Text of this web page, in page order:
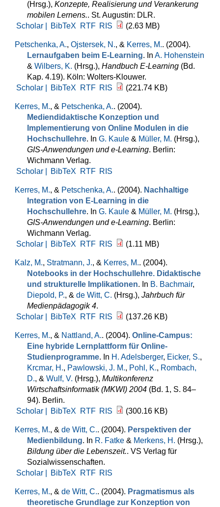
(Hrsg.), Konzepte, Realisierung und Verankerung
mobilen Lernens.. St. Augustin: DLR.
Scholar |
BibTeX RTF RIS (2.63 MB)
Petschenka, A., Ojstersek, N., & Kerres, M.. (2004).
Lernaufgaben beim E-Learning. In A. Hohenstein
& Wilbers, K. (Hrsg.), Handbuch E-Learning (Bd.
Kap. 4.19). Köln: Wolters-Klouwer.
Scholar |
BibTeX RTF RIS (221.74 KB)
Kerres, M., & Petschenka, A.. (2004).
Mediendidaktische Konzeption und
Implementierung von Online Modulen in die
Hochschullehre. In G. Kaule & Müller, M. (Hrsg.),
GIS-Anwendungen und e-Learning. Berlin:
Wichmann Verlag.
Scholar |
BibTeX RTF RIS
Kerres, M., & Petschenka, A.. (2004). Nachhaltige
Integration von E-Learning in die
Hochschullehre. In G. Kaule & Müller, M. (Hrsg.),
GIS-Anwendungen und e-Learning. Berlin:
Wichmann Verlag.
Scholar |
BibTeX RTF RIS (1.11 MB)
Kalz, M., Stratmann, J., & Kerres, M.. (2004).
Notebooks in der Hochschullehre. Didaktische
und strukturelle Implikationen. In B. Bachmair,
Diepold, P., & de Witt, C. (Hrsg.), Jahrbuch für
Medienpädagogik 4.
Scholar |
BibTeX RTF RIS (137.26 KB)
Kerres, M., & Nattland, A.. (2004). Online-Campus:
Eine hybride Lernplattform für Online-
Studienprogramme. In H. Adelsberger, Eicker, S.,
Krcmar, H., Pawlowski, J. M., Pohl, K., Rombach,
D., & Wulf, V. (Hrsg.), Multikonferenz
Wirtschaftsinformatik (MKWI) 2004 (Bd. 1, S. 84–
94). Berlin.
Scholar |
BibTeX RTF RIS (300.16 KB)
Kerres, M., & de Witt, C.. (2004). Perspektiven der
Medienbildung. In R. Fatke & Merkens, H. (Hrsg.),
Bildung über die Lebenszeit.. VS Verlag für
Sozialwissenschaften.
Scholar |
BibTeX RTF RIS
Kerres, M., & de Witt, C.. (2004). Pragmatismus als
theoretische Grundlage zur Konzeption von